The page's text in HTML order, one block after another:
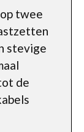
twee
stevige
de